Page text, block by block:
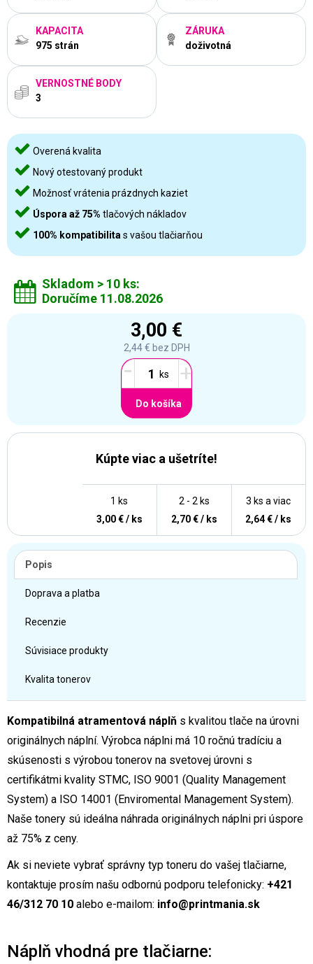
KAPACITA
975 strán
ZÁRUKA
doživotná
VERNOSTNÉ BODY
3
Overená kvalita
Nový otestovaný produkt
Možnosť vrátenia prázdnych kaziet
Úspora až 75% tlačových nákladov
100% kompatibilita s vašou tlačiarňou
Skladom > 10 ks:
Doručíme 11.08.2026
3,00 €
2,44 € bez DPH
- +
Do košíka
Kúpte viac a ušetríte!
3 ks a viac
2,64 € / ks
2 - 2 ks
2,70 € / ks
1 ks
3,00 € / ks
Popis
Doprava a platba
Recenzie
Súvisiace produkty
Kvalita tonerov
Kompatibilná atramentová náplň s kvalitou tlače na úrovni
originálnych náplní. Výrobca náplni má 10 ročnú tradíciu a
skúsenosti s výrobou tonerov na svetovej úrovni s
certifikátmi kvality STMC, ISO 9001 (Quality Management
System) a ISO 14001 (Enviromental Management System).
Naše tonery sú ideálna náhrada originálnych náplni pri úspore
až 75% z ceny.
Ak si neviete vybrať správny typ toneru do vašej tlačiarne,
kontaktuje prosím našu odbornú podporu telefonicky: +421
46/312 70 10 alebo e-mailom: info@printmania.sk
Náplň vhodná pre tlačiarne: